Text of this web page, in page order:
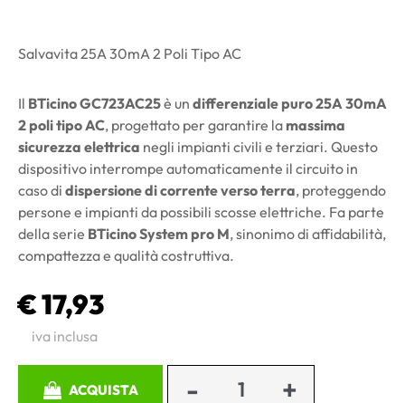
Salvavita 25A 30mA 2 Poli Tipo AC
Il BTicino GC723AC25è un differenziale puro 25A 30mA
2 poli tipo AC, progettato per garantire la massima
sicurezza elettrica negli impianti civili e terziari. Questo
dispositivo interrompe automaticamente il circuito in
caso di dispersione di corrente verso terra, proteggendo
persone e impianti da possibili scosse elettriche. Fa parte
della serie BTicino System pro M, sinonimo di affidabilità,
compattezza e qualità costruttiva.
€ 17,93
iva inclusa
ACQUISTA